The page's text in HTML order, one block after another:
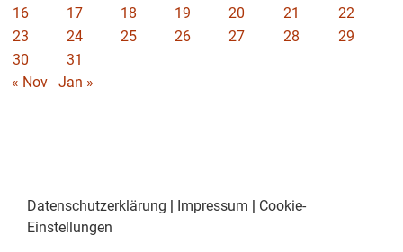
16
17 18 19 20 21
22
23
24 25 26 27 28
29
30
31
« Nov
Jan »
Datenschutzerklärung Impressum
Cookie-
Einstellungen